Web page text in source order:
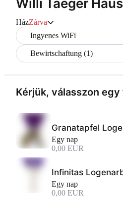
Willi Taeger Haus
HázZárva
Ingyenes WiFi
Bewirtschaftung (1)
Kérjük, válasszon
Granatapfel
Egy nap
0,00 EUR
Infinitas
Egy nap
0,00 EUR